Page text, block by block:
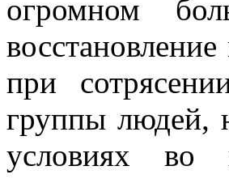
огромном
при
группы людей,
условиях во